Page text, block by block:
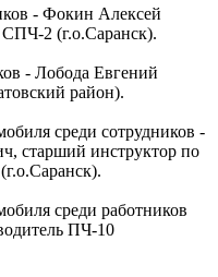
- Фокин Алексей
2 (г.о.Саранск).
- Лобода Евгений
район).
среди сотрудников -
старший инструктор по
среди работников
ПЧ-10